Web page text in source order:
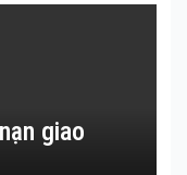
giao